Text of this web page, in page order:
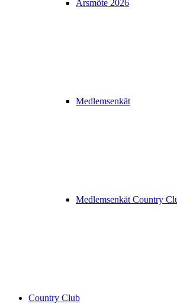
Årsmöte 2026
Medlemsenkät
Medlemsenkät Country
Country Club